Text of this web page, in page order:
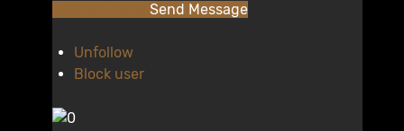
Send Message
Unfollow
Block user